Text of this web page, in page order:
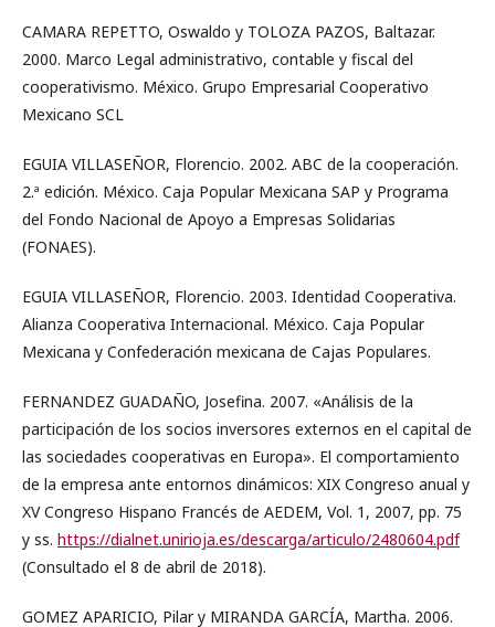
CAMARA REPETTO, Oswaldo y TOLOZA PAZOS, Baltazar.
2000. Marco Legal administrativo, contable y fiscal del
cooperativismo. México. Grupo Empresarial Cooperativo
Mexicano SCL
EGUIA VILLASEÑOR, Florencio. 2002. ABC de la cooperación.
2.ª edición. México. Caja Popular Mexicana SAP y Programa
del Fondo Nacional de Apoyo a Empresas Solidarias
(FONAES).
EGUIA VILLASEÑOR, Florencio. 2003. Identidad Cooperativa.
Alianza Cooperativa Internacional. México. Caja Popular
Mexicana y Confederación mexicana de Cajas Populares.
FERNANDEZ GUADAÑO, Josefina. 2007. «Análisis de la
participación de los socios inversores externos en el capital de
las sociedades cooperativas en Europa». El comportamiento
de la empresa ante entornos dinámicos: XIX Congreso anual y
XV Congreso Hispano Francés de AEDEM, Vol. 1, 2007, pp. 75
y ss. https://dialnet.unirioja.es/descarga/articulo/2480604.pdf
(Consultado el 8 de abril de 2018).
GOMEZ APARICIO, Pilar y MIRANDA GARCÍA, Martha. 2006.